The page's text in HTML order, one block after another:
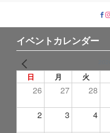
イベントカレンダー
日 月 火
26 27 28
2 3 4